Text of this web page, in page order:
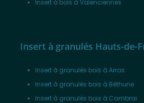
Insert à bois à Valenciennes
Insert à granulés Hauts-de-
Insert à granulés bois à Arras
Insert à granulés bois à Béthune
Insert à granulés bois à Cambrai